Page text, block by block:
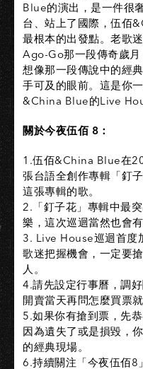
Blue的演出，是一件很
台、站上了國際，伍佰
最根本的出發點。老歌
Ago-Go那一段傳奇歲
想像那一段傳說中的經
手可及的眼前。這是你
&China Blue的Live
關於今夜伍佰 8：
1.伍佰&China Blue在
張台語全創作專輯「釘
這張專輯的歌。
2.「釘子花」專輯中最
樂，這次巡迴當然也會
3. Live House巡迴首度
歌迷把握機會，一定要
人。
4.請先設定行事曆，調
開賣當天再問怎麼買票就
5.如果你有搶到票，先
因為遺失了或是損毀，
的經典現場。
6.持續關注「今夜伍佰8